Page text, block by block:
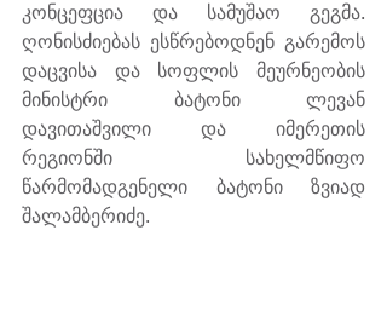
კონცეფცია და სამუშაო გეგმა.
ღონისძიებას ესწრებოდნენ გარემოს
დაცვისა და სოფლის მეურნეობის
მინისტრი ბატონი ლევან
დავითაშვილი და იმერეთის
რეგიონში სახელმწიფო
წარმომადგენელი ბატონი ზვიად
შალამბერიძე.